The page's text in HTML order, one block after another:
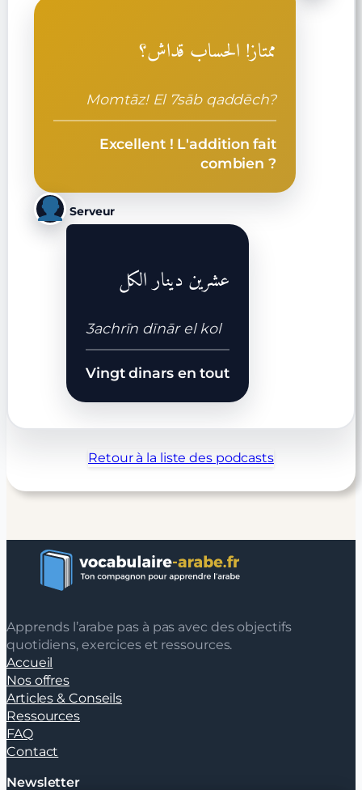
ممتاز! الحساب قداش؟
Momtāz! El 7sāb qaddēch?
Excellent ! L'addition fait
combien ?
Serveur
عشرين دينار الكل
3achrīn dīnār el kol
Vingt dinars en tout
Retour à la liste des podcasts
Apprends l’arabe pas à pas avec des objectifs
quotidiens, exercices et ressources.
Accueil
Nos offres
Articles & Conseils
Ressources
FAQ
Contact
Newsletter